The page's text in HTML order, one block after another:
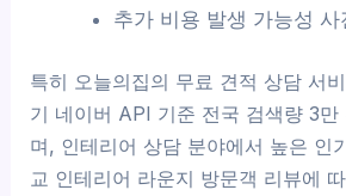
추가 비용 발생 가능성 사
특히 오늘의집의 무료 견적 상담 서
기 네이버 API 기준 전국 검색량 3만
며, 인테리어 상담 분야에서 높은 인
교 인테리어 라운지 방문객 리뷰에